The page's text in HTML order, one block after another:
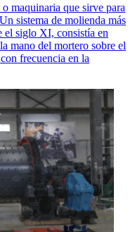
maquinaria que sirve para
sistema de molienda más
el siglo XI, consistía en
mano del mortero sobre el
frecuencia en la